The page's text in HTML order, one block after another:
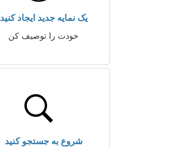
یک نمایه جدید ایجاد کنید
خودت را توصیف کن
شروع به جستجو کنید